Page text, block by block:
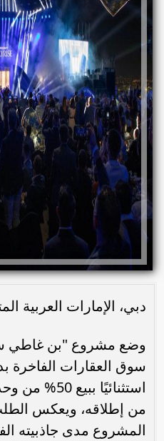
دبي، الإمارات العربية المتحدة (31
وضع مشروع "بن غاطي
سوق العقارات الفاخرة
من إطلاقه، ويعكس
المشروع مدى جاذبيته